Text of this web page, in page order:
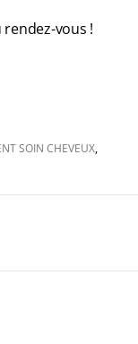
vous !
SOIN CHEVEUX,